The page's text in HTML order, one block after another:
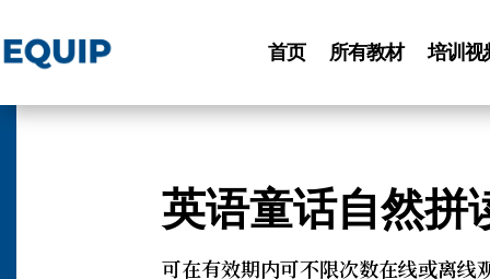
首页 所有教材 培训视
英语童话自然拼
可在有效期内可不限次数在线或离线